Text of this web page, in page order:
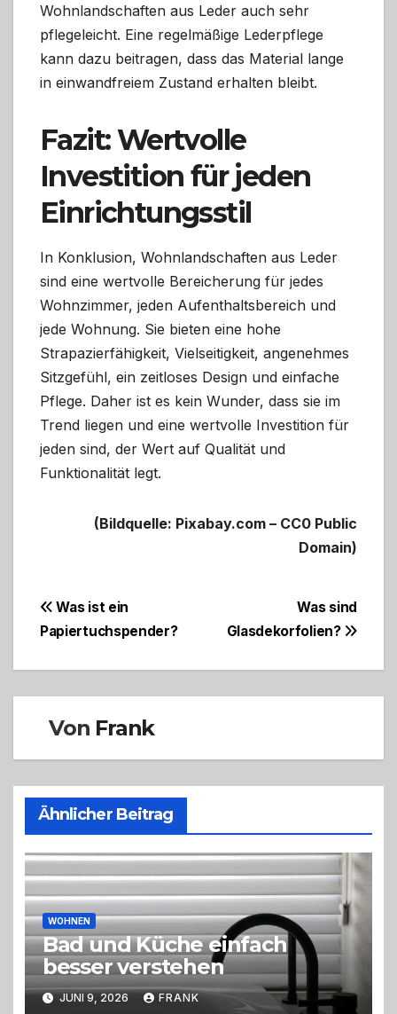
Wohnlandschaften aus Leder auch sehr
pflegeleicht. Eine regelmäßige Lederpflege
kann dazu beitragen, dass das Material lange
in einwandfreiem Zustand erhalten bleibt.
Fazit: Wertvolle
Investition für jeden
Einrichtungsstil
In Konklusion, Wohnlandschaften aus Leder
sind eine wertvolle Bereicherung für jedes
Wohnzimmer, jeden Aufenthaltsbereich und
jede Wohnung. Sie bieten eine hohe
Strapazierfähigkeit, Vielseitigkeit, angenehmes
Sitzgefühl, ein zeitloses Design und einfache
Pflege. Daher ist es kein Wunder, dass sie im
Trend liegen und eine wertvolle Investition für
jeden sind, der Wert auf Qualität und
Funktionalität legt.
(Bildquelle: Pixabay.com – CC0 Public
Domain)
Beitragsnavigation
Was sind
Glasdekorfolien?
Was ist ein
Papiertuchspender?
Von Frank
Ähnlicher Beitrag
WOHNEN
Bad und Küche einfach
besser verstehen
JUNI 9, 2026 FRANK